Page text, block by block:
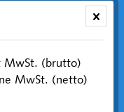
MwSt. (brutto)
MwSt. (netto)